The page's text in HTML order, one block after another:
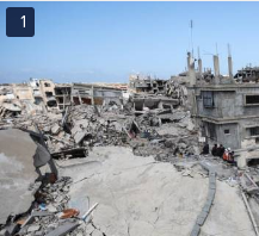
1